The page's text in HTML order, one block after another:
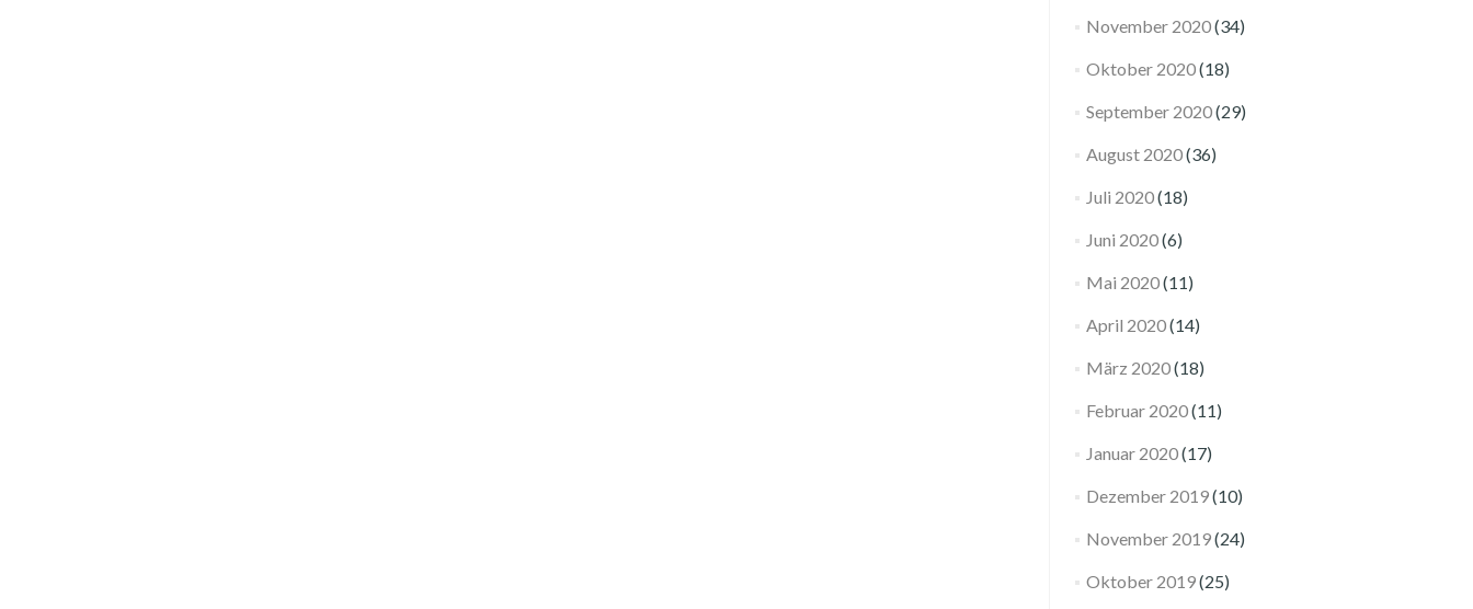
November 2020(34)
Oktober 2020(18)
September 2020(29)
August 2020(36)
Juli 2020(18)
Juni 2020(6)
Mai 2020(11)
April 2020(14)
März 2020(18)
Februar 2020(11)
Januar 2020(17)
Dezember 2019(10)
November 2019(24)
Oktober 2019(25)